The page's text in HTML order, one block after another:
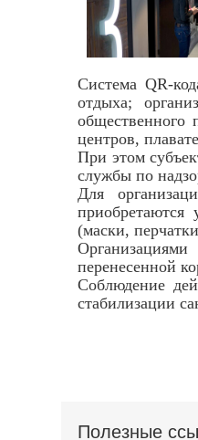
Система QR-
отдыха;
общественного
центров,
При этом
службы по
Для
приобретаются
(маски,
перенесенной
Соблюдение
стабилизации
Полезные